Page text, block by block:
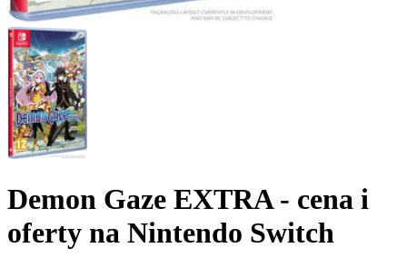
Demon Gaze EXTRA - cena i
oferty na Nintendo Switch